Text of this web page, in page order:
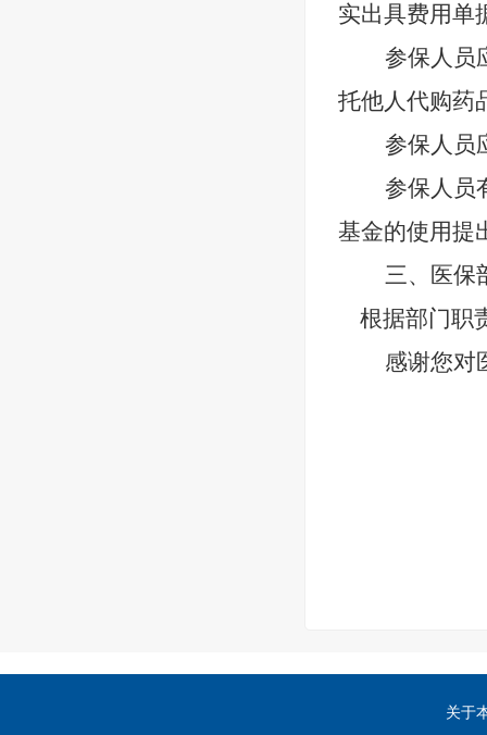
实出具费用单
参保人员
托他人代购药
参保人员
参保人员
基金的使用提
三、医保
根据部门职
感谢您对
关于